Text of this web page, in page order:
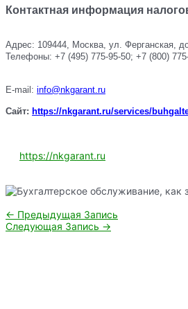
Контактная информация
Адрес: 109444, Москва, ул. Ферганская,
Телефоны: +7 (495) 775-95-50; +7 (800)
E-mail: info@nkgarant.ru
Сайт: https://nkgarant.ru/services/
https://nkgarant.ru
Навигация
по
← Предыдущая Запись
Следующая Запись →